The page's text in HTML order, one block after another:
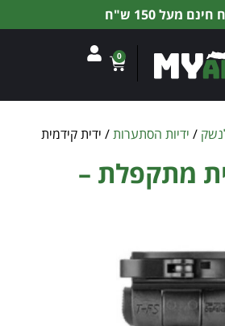
מעל 150 ש"ח
0
/ ידיות הסתערות/ ידית קידמית
מתקפלת –